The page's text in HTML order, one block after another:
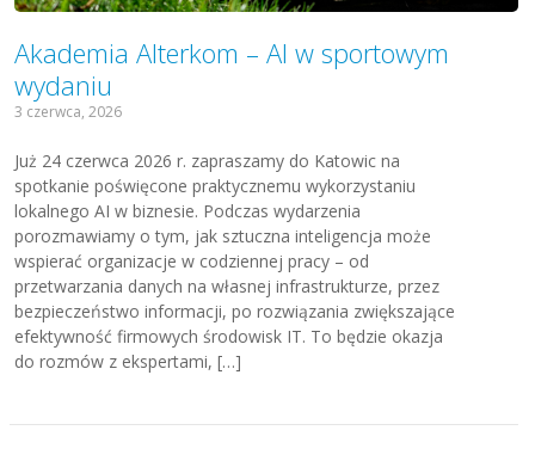
Akademia Alterkom – AI w sportowym
wydaniu
3 czerwca, 2026
Już 24 czerwca 2026 r. zapraszamy do Katowic na
spotkanie poświęcone praktycznemu wykorzystaniu
lokalnego AI w biznesie. Podczas wydarzenia
porozmawiamy o tym, jak sztuczna inteligencja może
wspierać organizacje w codziennej pracy – od
przetwarzania danych na własnej infrastrukturze, przez
bezpieczeństwo informacji, po rozwiązania zwiększające
efektywność firmowych środowisk IT. To będzie okazja
do rozmów z ekspertami, […]